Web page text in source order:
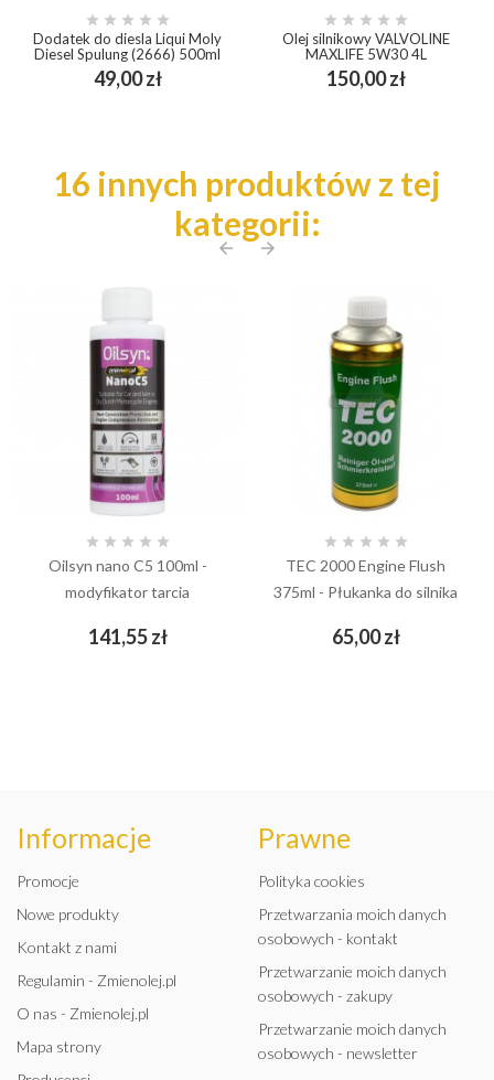
    
Dodatek do diesla Liqui Moly
Diesel Spulung (2666) 500ml
49,00 złCena
    
Olej silnikowy VALVOLINE
MAXLIFE 5W30 4L
150,00 złCena
16 innych produktów z tej
kategorii:
arrow_back arrow_forward
    
Oilsyn nano C5 100ml -
modyfikator tarcia
141,55 złCena
    
TEC 2000 Engine Flush
375ml - Płukanka do silnika
65,00 złCena
Informacje
Promocje
Nowe produkty
Kontakt z nami
Regulamin - Zmienolej.pl
O nas - Zmienolej.pl
Mapa strony
Prawne
Polityka cookies
Przetwarzania moich danych
osobowych - kontakt
Przetwarzanie moich danych
osobowych - zakupy
Przetwarzanie moich danych
osobowych - newsletter